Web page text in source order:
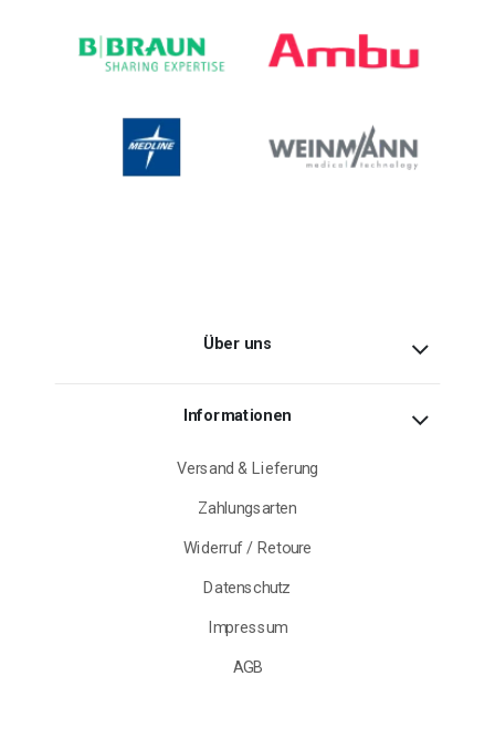
Über uns
Informationen
Versand & Lieferung
Zahlungsarten
Widerruf / Retoure
Datenschutz
Impressum
AGB